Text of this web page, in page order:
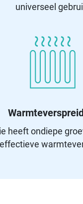
universeel
heeft ondiepe